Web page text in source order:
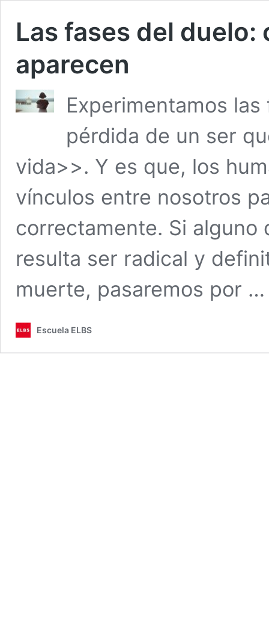
Las fases del
aparecen
Experimentamos
pérdida de un ser
vida>>. Y es que, los
vínculos entre nosotros
correctamente. Si alguno
resulta ser radical y
muerte, pasaremos por
Escuela ELBS